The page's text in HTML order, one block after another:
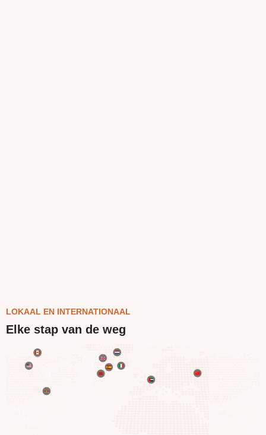
LOKAAL EN INTERNATIONAAL
Elke stap van de weg